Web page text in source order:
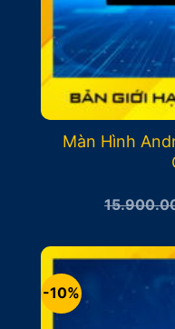
Màn Hình
-10%